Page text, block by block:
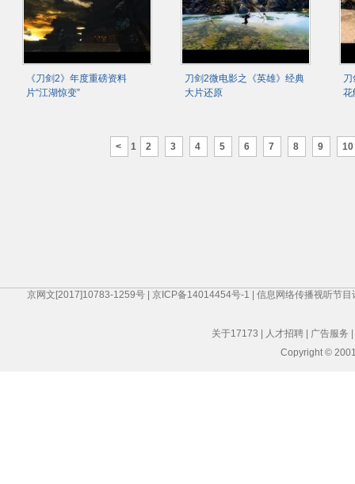
《刀剑2》年度重磅资料
片“江湖惊变”
刀剑2微电影之《英雄》经典
大片还原
花
< 1 2 3 4 5 6 7 8 9 10
京网文[2017]10783-1259号 京ICP备14014454号-1 信息网络传播视听节目
关于17173 | 人才招聘 | 广告服务 |
Copyright ©